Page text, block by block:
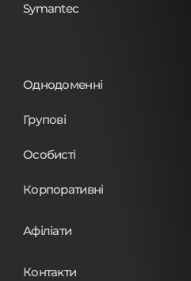
Symantec
Однодоменні
Групові
Особисті
Корпоративні
Афіліати
Контакти